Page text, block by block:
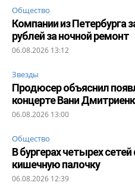
Общество
Компании из Петербурга
рублей за ночной ремонт
06.08.2026 13:12
Звезды
Продюсер объяснил
концерте Вани
06.08.2026 13:00
Общество
В бургерах четырех
кишечную палочку
06.08.2026 12:39